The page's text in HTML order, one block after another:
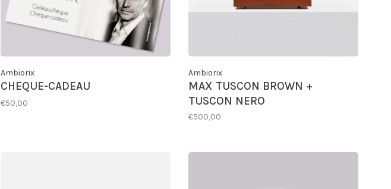
Ambiorix
CHEQUE-CADEAU
€50,00
Ambiorix
MAX TUSCON BROWN +
TUSCON NERO
€500,00